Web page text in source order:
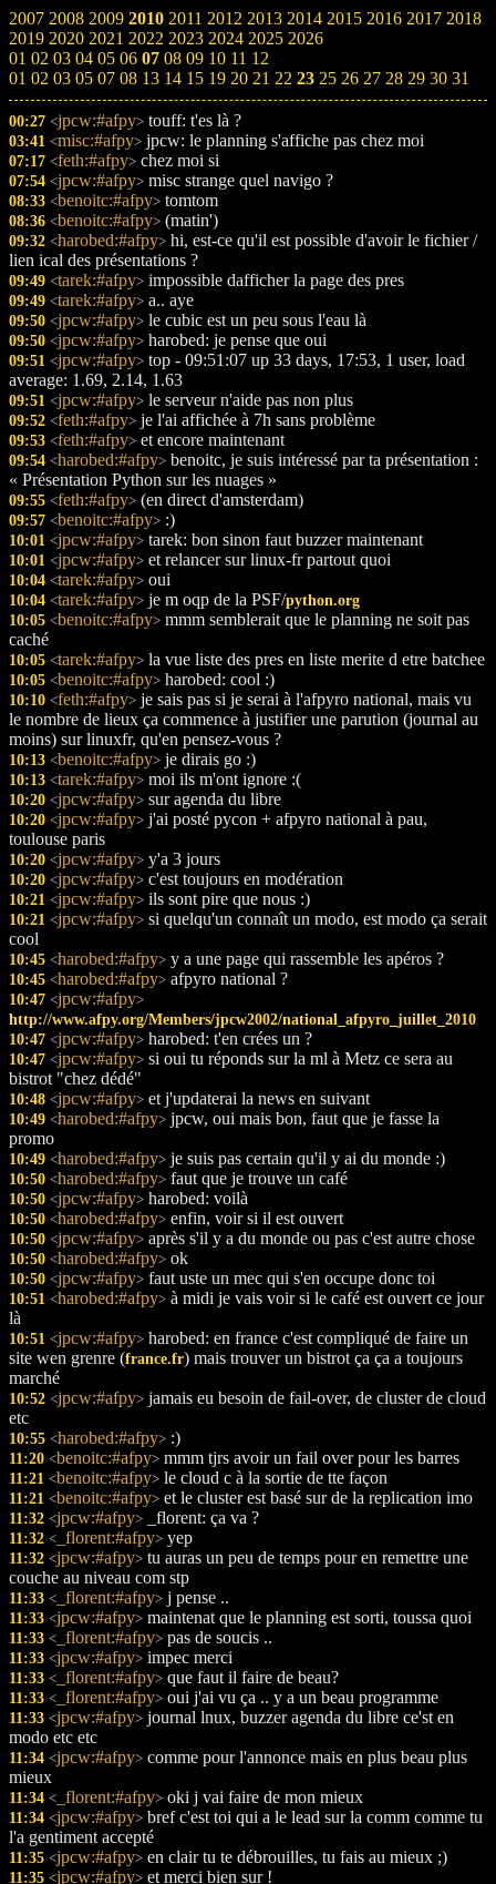
2007 2008 2009 2010 2011 2012 2013 2014 2015 2016 2017 2018
2019 2020 2021 2022 2023 2024 2025 2026
01 02 03 04 05 06 07 08 09 10 11 12
01 02 03 05 07 08 13 14 15 19 20 21 22 23 25 26 27 28 29 30 31
00:27 <jpcw:#afpy> touff: t'es là ?
03:41 <misc:#afpy> jpcw: le planning s'affiche pas chez moi
07:17 <feth:#afpy> chez moi si
07:54 <jpcw:#afpy> misc strange quel navigo ?
08:33 <benoitc:#afpy> tomtom
08:36 <benoitc:#afpy> (matin')
09:32 <harobed:#afpy> hi, est-ce qu'il est possible d'avoir le fichier /
lien ical des présentations ?
09:49 <tarek:#afpy> impossible dafficher la page des pres
09:49 <tarek:#afpy> a.. aye
09:50 <jpcw:#afpy> le cubic est un peu sous l'eau là
09:50 <jpcw:#afpy> harobed: je pense que oui
09:51 <jpcw:#afpy> top - 09:51:07 up 33 days, 17:53, 1 user, load
average: 1.69, 2.14, 1.63
09:51 <jpcw:#afpy> le serveur n'aide pas non plus
09:52 <feth:#afpy> je l'ai affichée à 7h sans problème
09:53 <feth:#afpy> et encore maintenant
09:54 <harobed:#afpy> benoitc, je suis intéressé par ta présentation :
« Présentation Python sur les nuages »
09:55 <feth:#afpy> (en direct d'amsterdam)
09:57 <benoitc:#afpy> :)
10:01 <jpcw:#afpy> tarek: bon sinon faut buzzer maintenant
10:01 <jpcw:#afpy> et relancer sur linux-fr partout quoi
10:04 <tarek:#afpy> oui
10:04 <tarek:#afpy> je m oqp de la PSF/python.org
10:05 <benoitc:#afpy> mmm semblerait que le planning ne soit pas
caché
10:05 <tarek:#afpy> la vue liste des pres en liste merite d etre batchee
10:05 <benoitc:#afpy> harobed: cool :)
10:10 <feth:#afpy> je sais pas si je serai à l'afpyro national, mais vu
le nombre de lieux ça commence à justifier une parution (journal au
moins) sur linuxfr, qu'en pensez-vous ?
10:13 <benoitc:#afpy> je dirais go :)
10:13 <tarek:#afpy> moi ils m'ont ignore :(
10:20 <jpcw:#afpy> sur agenda du libre
10:20 <jpcw:#afpy> j'ai posté pycon + afpyro national à pau,
toulouse paris
10:20 <jpcw:#afpy> y'a 3 jours
10:20 <jpcw:#afpy> c'est toujours en modération
10:21 <jpcw:#afpy> ils sont pire que nous :)
10:21 <jpcw:#afpy> si quelqu'un connaît un modo, est modo ça serait
cool
10:45 <harobed:#afpy> y a une page qui rassemble les apéros ?
10:45 <harobed:#afpy> afpyro national ?
10:47 <jpcw:#afpy>
http://www.afpy.org/Members/jpcw2002/national_afpyro_juillet_2010
10:47 <jpcw:#afpy> harobed: t'en crées un ?
10:47 <jpcw:#afpy> si oui tu réponds sur la ml à Metz ce sera au
bistrot "chez dédé"
10:48 <jpcw:#afpy> et j'updaterai la news en suivant
10:49 <harobed:#afpy> jpcw, oui mais bon, faut que je fasse la
promo
10:49 <harobed:#afpy> je suis pas certain qu'il y ai du monde :)
10:50 <harobed:#afpy> faut que je trouve un café
10:50 <jpcw:#afpy> harobed: voilà
10:50 <harobed:#afpy> enfin, voir si il est ouvert
10:50 <jpcw:#afpy> après s'il y a du monde ou pas c'est autre chose
10:50 <harobed:#afpy> ok
10:50 <jpcw:#afpy> faut uste un mec qui s'en occupe donc toi
10:51 <harobed:#afpy> à midi je vais voir si le café est ouvert ce jour
là
10:51 <jpcw:#afpy> harobed: en france c'est compliqué de faire un
site wen grenre (france.fr) mais trouver un bistrot ça ça a toujours
marché
10:52 <jpcw:#afpy> jamais eu besoin de fail-over, de cluster de cloud
etc
10:55 <harobed:#afpy> :)
11:20 <benoitc:#afpy> mmm tjrs avoir un fail over pour les barres
11:21 <benoitc:#afpy> le cloud c à la sortie de tte façon
11:21 <benoitc:#afpy> et le cluster est basé sur de la replication imo
11:32 <jpcw:#afpy> _florent: ça va ?
11:32 < _florent:#afpy> yep
11:32 <jpcw:#afpy> tu auras un peu de temps pour en remettre une
couche au niveau com stp
11:33 < _florent:#afpy> j pense ..
11:33 <jpcw:#afpy> maintenat que le planning est sorti, toussa quoi
11:33 < _florent:#afpy> pas de soucis ..
11:33 <jpcw:#afpy> impec merci
11:33 < _florent:#afpy> que faut il faire de beau?
11:33 < _florent:#afpy> oui j'ai vu ça .. y a un beau programme
11:33 <jpcw:#afpy> journal lnux, buzzer agenda du libre ce'st en
modo etc etc
11:34 <jpcw:#afpy> comme pour l'annonce mais en plus beau plus
mieux
11:34 < _florent:#afpy> oki j vai faire de mon mieux
11:34 <jpcw:#afpy> bref c'est toi qui a le lead sur la comm comme tu
l'a gentiment accepté
11:35 <jpcw:#afpy> en clair tu te débrouilles, tu fais au mieux ;)
11:35 <jpcw:#afpy> et merci bien sur !